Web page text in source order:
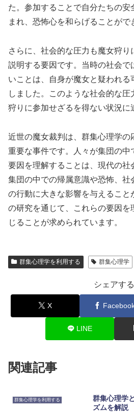
た。参加することで自分たちの安
まれ、恐怖心を和らげることがで
さらに、社会的な圧力も魔女狩
説明する要因です。当時の社会で
いことは、自身が魔女と疑われる
しました。このような社会的な
狩りに参加せざるを得ない状況に
近世の魔女裁判は、群集心理学の
重要な事件です。人々が集団の中
要因を理解することは、現代の社
集団の中での帰属意識や恐怖、社
の行動に大きな影響を与えること
の研究を通じて、これらの要因を
じることが求められています。
群集心理学を利用する 群集心理学
シェアする
X
LINE
関連記事
群集心理学を利用する
群集心理学
ズムを解説